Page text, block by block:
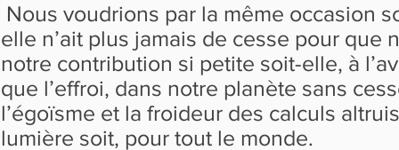
Nous voudrions par la même occasion
elle n’ait plus jamais de cesse pour que
notre contribution si petite soit-elle, à
que l’effroi, dans notre planète sans
l’égoïsme et la froideur des calculs
lumière soit, pour tout le monde.